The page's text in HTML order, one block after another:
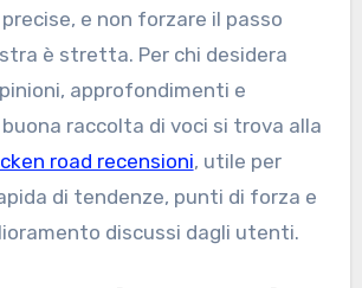
e non forzare il passo
è stretta. Per chi desidera
approfondimenti e
raccolta di voci si trova alla
road recensioni, utile per
di tendenze, punti di forza e
discussi dagli utenti.